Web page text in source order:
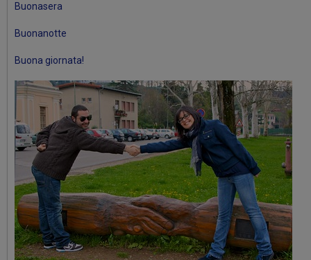
Buonasera
Buonanotte
Buona giornata!